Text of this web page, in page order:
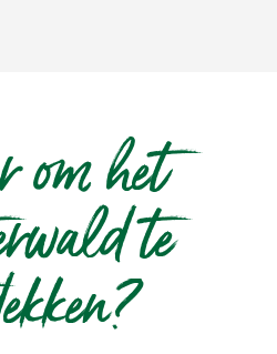
het
te